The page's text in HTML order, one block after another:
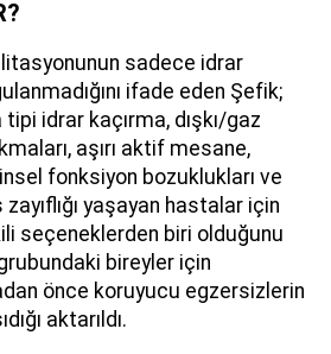
sadece idrar
ifade eden Şefik;
idrar kaçırma, dışkı/gaz
aşırı aktif mesane,
fonksiyon bozuklukları ve
yaşayan hastalar için
seçeneklerden biri olduğunu
bireyler için
önce koruyucu egzersizlerin
aktarıldı.